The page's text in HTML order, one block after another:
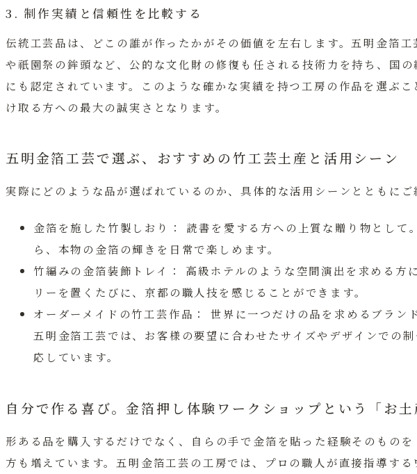
3. 制作実績と信頼性を比較する
伝統工芸品は、どこの誰が作ったかがその価値を左右します。五明金箔
や祇園祭の鉾頭など、公的な文化財の修復も任される技術力を持ち、国
にも認定されています。このような確かな実績を持つ工房の作品を選ぶ
け取る方への最大の誠実さとなります。
五明金箔工芸で選ぶ、おすすめの竹工芸土産と活用シーン
実際にどのような品が選ばれているのか、具体的な活用シーンとともに
金箔を施した竹製しおり：
読書を愛する方への上質な贈り物として
ら、本物の金箔の輝きを日常で楽しめます。
竹編みの金箔装飾トレイ：
高級ホテルのような空間演出を求める方
リーを置くたびに、京都の職人技を感じることができます。
オーダーメイドの竹工芸作品：
世界に一つだけの品を求めるブラン
五明金箔工芸では、お客様の要望に合わせたサイズやデザインでの
応しています。
自分で作る喜び。金箔押し体験ワークショップという「お
形ある品を購入するだけでなく、自らの手で金箔を貼った経験そのもの
方も増えています。五明金箔工芸の工房では、プロの職人が直接指導す